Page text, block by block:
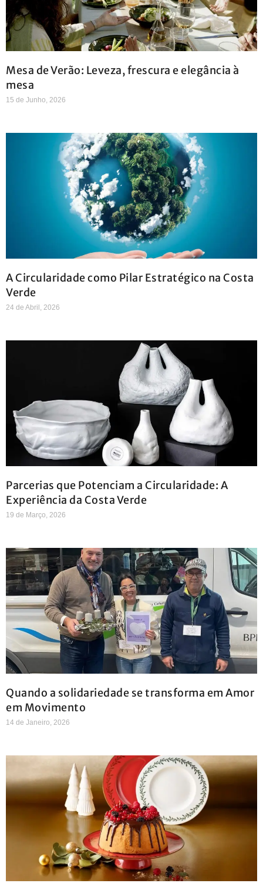
Mesa de Verão: Leveza, frescura e elegância à
mesa
15 de Junho, 2026
A Circularidade como Pilar Estratégico na Costa
Verde
24 de Abril, 2026
Parcerias que Potenciam a Circularidade: A
Experiência da Costa Verde
19 de Março, 2026
Quando a solidariedade se transforma em Amor
em Movimento
14 de Janeiro, 2026